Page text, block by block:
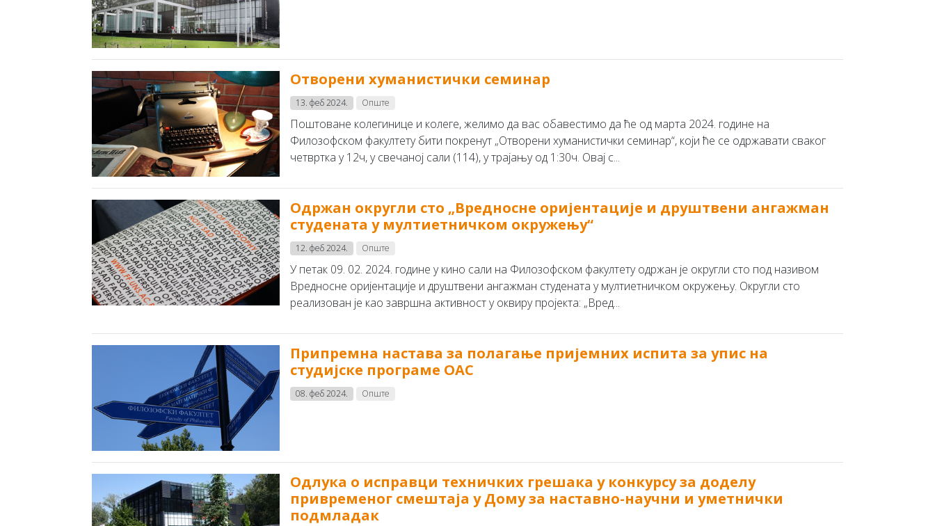
Отворени хуманистички семинар
13. феб 2024. Опште
Поштованe колегинице и колеге, желимо да вас обавестимо да ће од марта 2024. године на
Филозофском факултету бити покренут „Отворени хуманистички семинар“, који ће се одржавати сваког
четвртка у 12ч, у свечаној сали (114), у трајању од 1:30ч. Овај с...
Oдржан округли сто „Вредносне оријентације и друштвени ангажман
студената у мултиетничком окружењу“
12. феб 2024. Опште
У петак 09. 02. 2024. године у кино сали на Филозофском факултету одржан је oкругли сто под називом
Вредносне оријентације и друштвени ангажман студената у мултиетничком окружењу. Округли сто
реализован је као завршна активност у оквиру пројекта: „Вред...
Припремна настава за полагање пријемних испита за упис на
студијске програме ОАС
08. феб 2024. Опште
Одлука о исправци техничких грешака у конкурсу за доделу
привременог смештаја у Дому за наставно-научни и уметнички
подмладак